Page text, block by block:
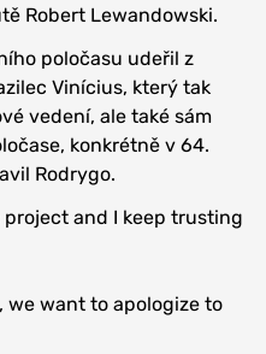
Robert Lewandowski.
poločasu udeřil z
Vinícius, který tak
vedení, ale také sám
konkrétně v 64.
Rodrygo.
project and I keep trusting
we want to apologize to